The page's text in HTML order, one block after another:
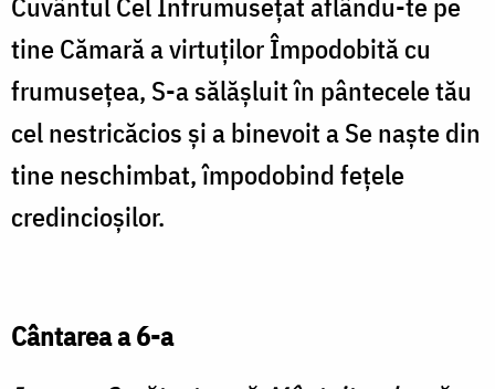
Cuvântul Cel Înfrumuseţat aflându-te pe
tine Cămară a virtuţilor Împodobită cu
frumuseţea, S-a sălăşluit în pântecele tău
cel nestricăcios şi a binevoit a Se naşte din
tine neschimbat, împodobind feţele
credincioşilor.
Cântarea a 6-a